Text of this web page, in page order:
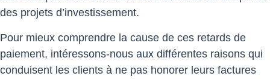
des projets d’investissement.
Pour mieux comprendre la cause de ces retards de
paiement, intéressons-nous aux différentes raisons qui
conduisent les clients à ne pas honorer leurs factures